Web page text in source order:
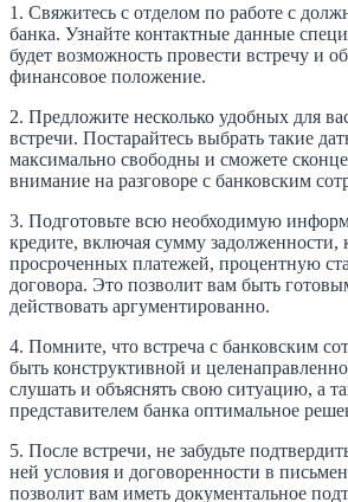
1. Свяжитесь с отделом по работе с
банка. Узнайте контактные данные
будет возможность провести встречу и
финансовое положение.
2. Предложите несколько удобных для
встречи. Постарайтесь выбрать такие
максимально свободны и сможете
внимание на разговоре с банковским
3. Подготовьте всю необходимую
кредите, включая сумму задолженности,
просроченных платежей, процентную
договора. Это позволит вам быть
действовать аргументированно.
4. Помните, что встреча с банковским
быть конструктивной и
слушать и объяснять свою ситуацию, а
представителем банка оптимальное
5. После встречи, не забудьте
ней условия и договоренности в
позволит вам иметь документальное